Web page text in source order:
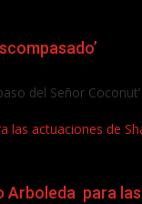
del Señor
actuaciones de
para